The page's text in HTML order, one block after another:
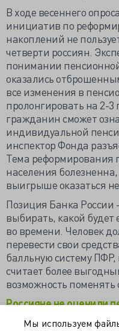
В ходе весеннего
инициатив по
накоплений не
четверти россиян.
понимании
оказались
все изменения в
пролонгировать на 2-
гражданин сможет
индивидуальной
инспектор Фонда
Тема реформирования
населения
выигрыше оказаться
Позиция Банка России
выбирать, какой будет
во времени. Человек
перевести свои
балльную систему ПФР,
считает более
возможность поменять
Россияне не оценили
Мы используем